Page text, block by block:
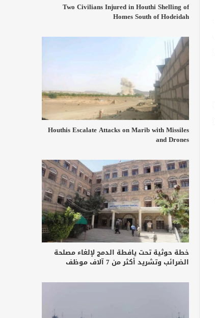
Two Civilians Injured in Houthi Shelling of
Homes South of Hodeidah
Houthis Escalate Attacks on Marib with Missiles
and Drones
خطة حوثية تحت يافطة الدمج لإلغاء مصلحة
الضرائب وتشريد أكثر من 7 آلاف موظف